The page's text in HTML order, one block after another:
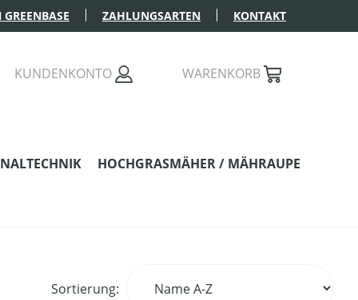
ZAHLUNGSARTEN KONTAKT
KUNDENKONTO WARENKORB
HOCHGRASMÄHER / MÄHRAUPE
Sortierung: